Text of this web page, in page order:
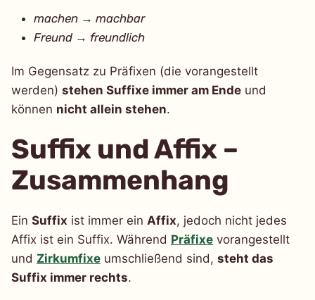
machen → machbar
Freund→ freundlich
Im Gegensatz zu Präfixen (die vorangestellt
werden) stehen Suffixe immer am Ende und
können nicht allein stehen.
Suffix und Affix –
Zusammenhang
Ein Suffix ist immer ein Affix, jedoch nicht jedes
Affix ist ein Suffix. Während Präfixe vorangestellt
und Zirkumfixe umschließend sind, steht das
Suffix immer rechts.